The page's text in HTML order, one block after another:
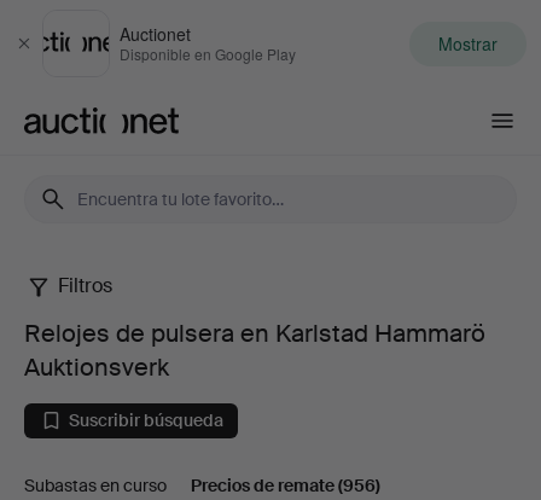
Cerrar
Auctionet
Disponible en Google Play Mostrar
Relojes
de
pulsera
en
Filtros
Relojes de pulsera en Karlstad Hammarö
Auktionsverk
Suscribir búsqueda
Subastas en curso Precios de remate(956)